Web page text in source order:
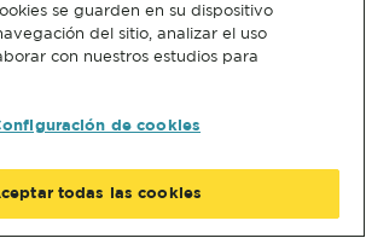
se guarden en su dispositivo
del sitio, analizar el uso
con nuestros estudios para
de cookies
todas las cookies